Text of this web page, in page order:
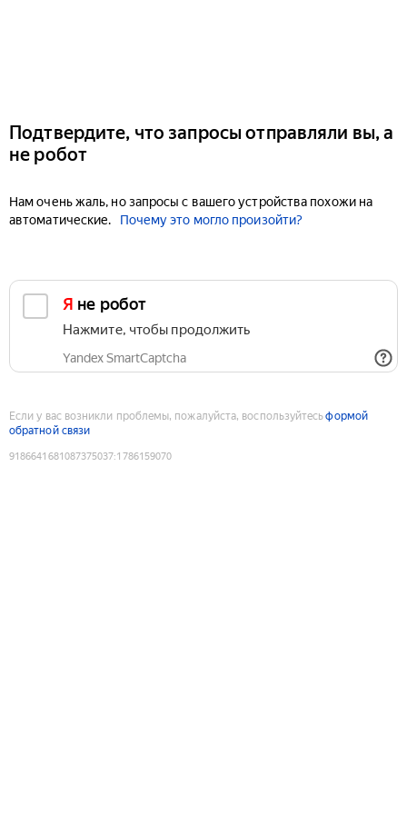
Подтвердите, что запросы отправляли вы, а
не робот
Нам очень жаль, но запросы с вашего устройства похожи на
автоматические.
Почему это могло произойти?
Я не робот
Нажмите, чтобы продолжить
Yandex SmartCaptcha
Если у вас возникли проблемы, пожалуйста, воспользуйтесьформой
обратной связи
9186641681087375037:1786159070